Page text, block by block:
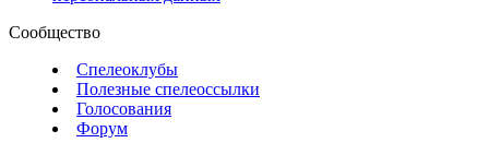
Сообщество
Спелеоклубы
Полезные спелеоссылки
Голосования
Форум